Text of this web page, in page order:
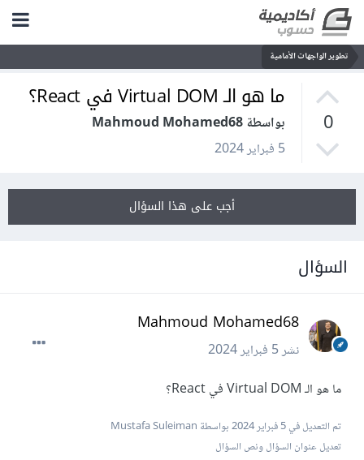
تطوير الواجهات الأمامية
0
ما هو الـ Virtual DOM في React؟
بواسطة Mahmoud Mohamed68
5 فبراير 2024
أجب على هذا السؤال
السؤال
Mahmoud Mohamed68
نشر5 فبراير 2024
ما هو الـ Virtual DOM في React؟
تم التعديل في5 فبراير 2024
بواسطة Mustafa Suleiman
تعديل عنوان السؤال ونص السؤال